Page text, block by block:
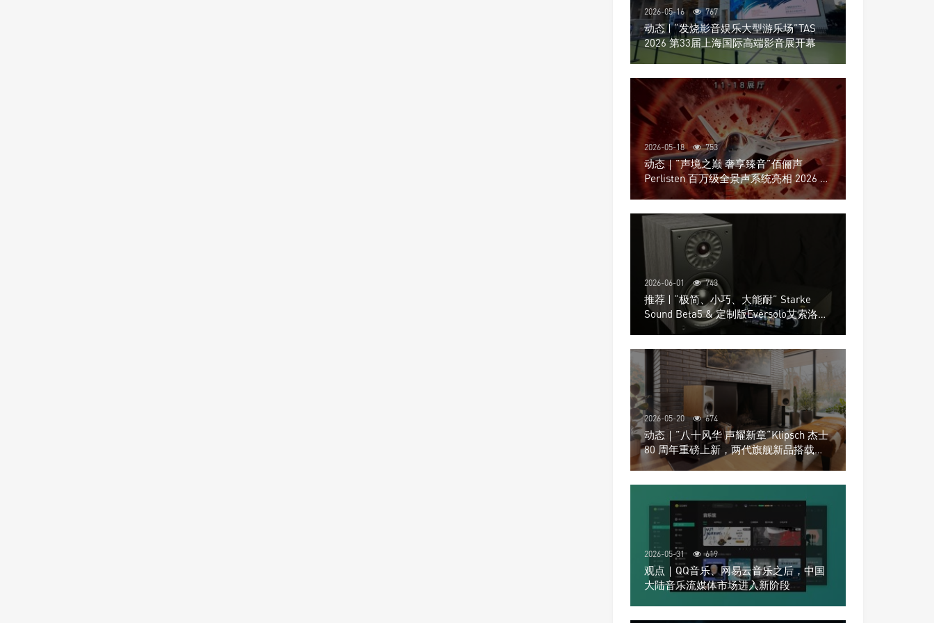
2026-05-16 767
动态 | “发烧影音娱乐大型游乐场”TAS
2026 第33届上海国际高端影音展开幕
2026-05-18 753
动态｜”声境之巅 奢享臻音”佰俪声
Perlisten 百万级全景声系统亮相 2026 北
京国际音响展
2026-06-01 743
推荐 | “极简、小巧、大能耐” Starke
Sound Beta5 & 定制版Eversolo艾索洛
Play音响组合
2026-05-20 674
动态｜”八十风华 声耀新章“Klipsch 杰士
80 周年重磅上新，两代旗舰新品搭载硬
核配置音质再升级
2026-05-31 619
观点｜QQ音乐、网易云音乐之后，中国
大陆音乐流媒体市场进入新阶段